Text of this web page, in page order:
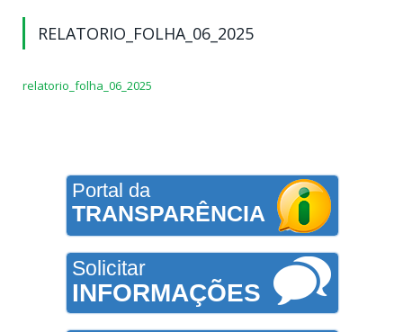
RELATORIO_FOLHA_06_2025
relatorio_folha_06_2025
Portal da
TRANSPARÊNCIA
Solicitar
INFORMAÇÕES